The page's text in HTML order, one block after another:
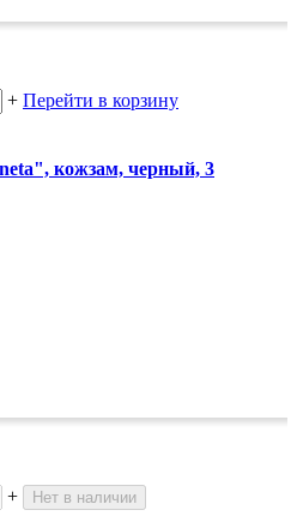
+ Перейти в корзину
кожзам, черный, 3
+ Нет в наличии